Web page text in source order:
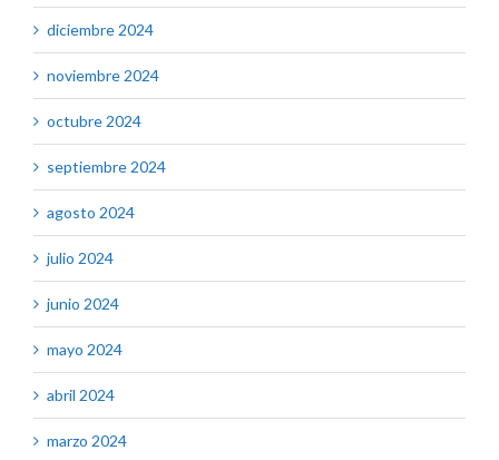
diciembre 2024
noviembre 2024
octubre 2024
septiembre 2024
agosto 2024
julio 2024
junio 2024
mayo 2024
abril 2024
marzo 2024